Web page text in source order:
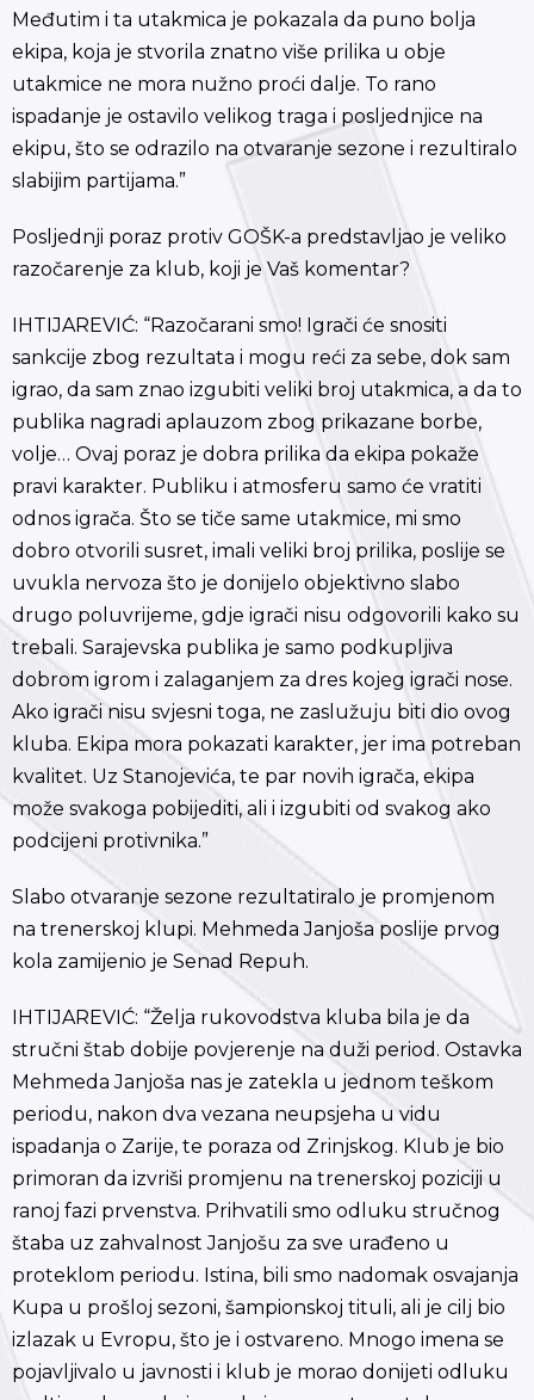
Međutim i ta utakmica je pokazala da puno bolja
ekipa, koja je stvorila znatno više prilika u obje
utakmice ne mora nužno proći dalje. To rano
ispadanje je ostavilo velikog traga i posljednjice na
ekipu, što se odrazilo na otvaranje sezone i rezultiralo
slabijim partijama.”
Posljednji poraz protiv GOŠK-a predstavljao je veliko
razočarenje za klub, koji je Vaš komentar?
IHTIJAREVIĆ: “Razočarani smo! Igrači će snositi
sankcije zbog rezultata i mogu reći za sebe, dok sam
igrao, da sam znao izgubiti veliki broj utakmica, a da to
publika nagradi aplauzom zbog prikazane borbe,
volje… Ovaj poraz je dobra prilika da ekipa pokaže
pravi karakter. Publiku i atmosferu samo će vratiti
odnos igrača. Što se tiče same utakmice, mi smo
dobro otvorili susret, imali veliki broj prilika, poslije se
uvukla nervoza što je donijelo objektivno slabo
drugo poluvrijeme, gdje igrači nisu odgovorili kako su
trebali. Sarajevska publika je samo podkupljiva
dobrom igrom i zalaganjem za dres kojeg igrači nose.
Ako igrači nisu svjesni toga, ne zaslužuju biti dio ovog
kluba. Ekipa mora pokazati karakter, jer ima potreban
kvalitet. Uz Stanojevića, te par novih igrača, ekipa
može svakoga pobijediti, ali i izgubiti od svakog ako
podcijeni protivnika.”
Slabo otvaranje sezone rezultatiralo je promjenom
na trenerskoj klupi. Mehmeda Janjoša poslije prvog
kola zamijenio je Senad Repuh.
IHTIJAREVIĆ: “Želja rukovodstva kluba bila je da
stručni štab dobije povjerenje na duži period. Ostavka
Mehmeda Janjoša nas je zatekla u jednom teškom
periodu, nakon dva vezana neupsjeha u vidu
ispadanja o Zarije, te poraza od Zrinjskog. Klub je bio
primoran da izvriši promjenu na trenerskoj poziciji u
ranoj fazi prvenstva. Prihvatili smo odluku stručnog
štaba uz zahvalnost Janjošu za sve urađeno u
proteklom periodu. Istina, bili smo nadomak osvajanja
Kupa u prošloj sezoni, šampionskoj tituli, ali je cilj bio
izlazak u Evropu, što je i ostvareno. Mnogo imena se
pojavljivalo u javnosti i klub je morao donijeti odluku